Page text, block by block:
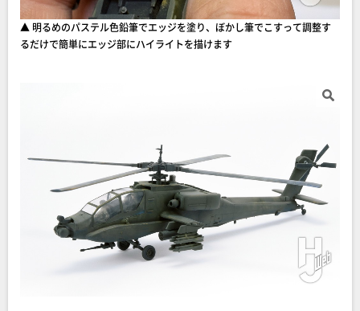
▲ 明るめのパステル色鉛筆でエッジを塗り、ぼかし筆でこすって調整す
るだけで簡単にエッジ部にハイライトを描けます